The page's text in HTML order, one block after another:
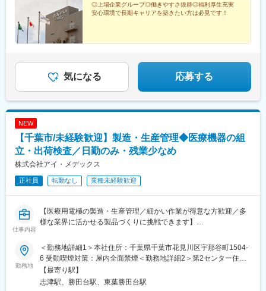
◎上場企業グループ◎働きやすさ抜群◎福利厚生充実
安心環境で長期キャリアを築きたい方は必見です！
気になる 応募する
NEW
【千葉市/未経験歓迎】製造・生産管理◆医療機器の組
立・出荷検査／日勤のみ・残業少なめ
株式会社アイ・メデックス
正社員 転勤なし 業種未経験歓迎
仕事内容
【医療用電極の製造・生産管理／細かい作業が得意な方歓迎／多
様な業界に活かせる製品づくりに挑戦できます】
■業務概要
当社の製造・生産管理部門にて、医療や介護、スポーツ分野など
で使用される電極製品の製造業務または生産管理業務を担当いた
だきます。主に、電極の組み立てや出荷前検査、部品の管理や人
員の調整など、ものづくりに関わる幅広い業務をお任せします。
勤務地
＜勤務地詳細1＞本社住所：千葉県千葉市花見川区宇那谷町1504-
6 受動喫煙対策：屋内全面禁煙＜勤務地詳細2＞第2センター住
所：千葉県千葉市花見川区宇那谷町1500-1 受動喫煙対策：屋内全
面禁煙変更の範囲：会社の定める事業所
【最寄り駅】
志津駅、勝田台駅、東葉勝田台駅